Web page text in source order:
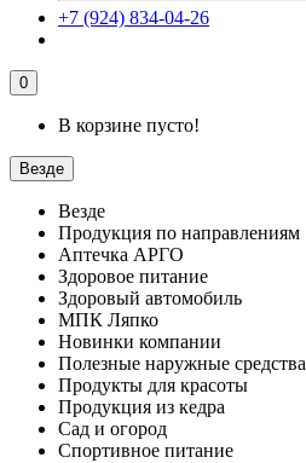
+7 (924) 834-04-26
0
В корзине пусто!
Везде
Везде
Продукция по направлениям
Аптечка АРГО
Здоровое питание
Здоровый автомобиль
МПК Ляпко
Новинки компании
Полезные наружные средства
Продукты для красоты
Продукция из кедра
Сад и огород
Спортивное питание